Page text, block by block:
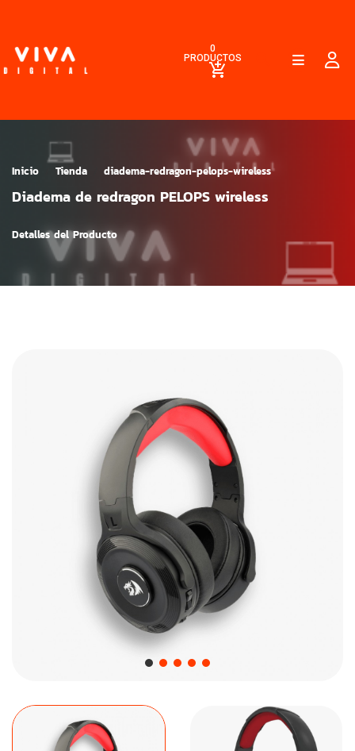
0
PRODUCTOS
Inicio Tienda diadema-redragon-pelops-wireless
Diadema de redragon PELOPS wireless
Detalles del Producto